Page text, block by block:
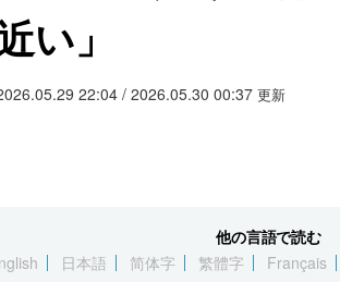
い」
22:04 / 2026.05.30 00:37 更新
他の言語で読む
日本語 简体字 繁體字 Français